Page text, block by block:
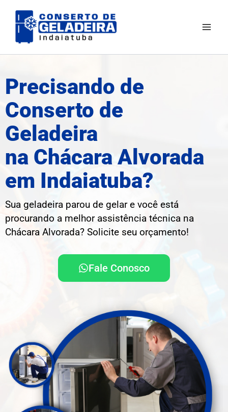
para
Precisando de
Conserto de
Geladeira
na Chácara Alvorada
em Indaiatuba?
Sua geladeira parou de gelar e você está
procurando a melhor assistência técnica na
Chácara Alvorada? Solicite seu orçamento!
Fale Conosco